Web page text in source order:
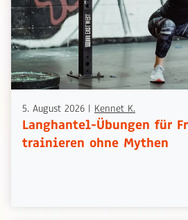
5. August 2026 | Kennet K.
Langhantel-Übungen für
trainieren ohne Mythen